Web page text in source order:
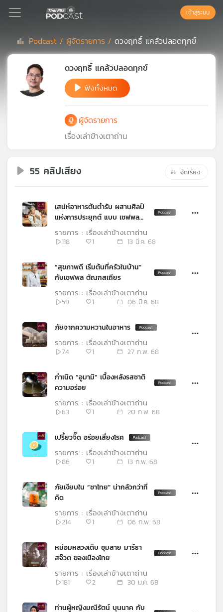
Podcast
เพล
เพล
เพลง
เกี่ยว
เครือ
แผนที่
เข้าสู่ระบบ
Podcast / ผู้จัดรายการ / ดวงฤทธิ์ แคล้วปลอดทุกข์
ดวงฤทธิ์ แคล้วปลอดทุกข์
ฟังทั้งหมด
ผู้จัดรายการ
เรื่องเล่าข้างเตาถ่าน
55 คลิปเสียง จัดเรียง
เสน่ห์อาหารต้นตำรับ ผสานศิลป์
แห่งการประยุกต์ แบบ เชฟพล
ตัณฑเสถียร
118
1 13 มี.ค. 68
รายการ : เรื่องเล่าข้างเตาถ่าน
“สุขภาพดี เริ่มต้นที่ครัวในบ้าน”
กับเชฟพล ตัณฑสเถียร
59 1 06 มี.ค. 68
รายการ : เรื่องเล่าข้างเตาถ่าน
ภัยจากความหวานในอาหาร
74 1 27 ก.พ. 68
รายการ : เรื่องเล่าข้างเตาถ่าน
กำเนิด “อูมามิ” เบื้องหลังรสชาติ
ความอร่อย
63 1 20 ก.พ. 68
รายการ : เรื่องเล่าข้างเตาถ่าน
เปรี้ยวจี๊ด อร่อยเสี่ยงโรค
86 1 13 ก.พ. 68
รายการ : เรื่องเล่าข้างเตาถ่าน
ภัยเงียบใน “ชาไทย" น่ากลัวกว่าที่
คิด
214 1 06 ก.พ. 68
รายการ : เรื่องเล่าข้างเตาถ่าน
หม่อมหลวงเติบ ชุมสาย มาร์ธา
สจ๊วต ของเมืองไทย
181 2 30 ม.ค. 68
รายการ : เรื่องเล่าข้างเตาถ่าน
ท่านผู้หญิงมณีรัตน์ บุนนาค กับ